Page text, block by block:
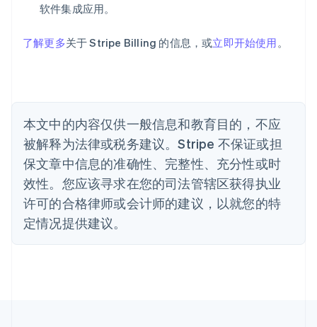
软件集成应用。
了解更多关于 Stripe Billing 的信息，或立即开始使用。
本文中的内容仅供一般信息和教育目的，不应
被解释为法律或税务建议。Stripe 不保证或担
保文章中信息的准确性、完整性、充分性或时
效性。您应该寻求在您的司法管辖区获得执业
许可的合格律师或会计师的建议，以就您的特
定情况提供建议。
巴西
保加利亚
English
丹麦
德国
DeutschEnglish
法国
FrançaisEnglish
芬兰
EnglishSvenska